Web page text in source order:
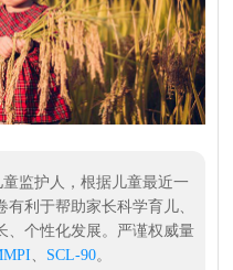
监护人，根据儿童最近一
利于帮助家长科学育儿、
、个性化发展。严谨权威量
、 SCL-90。